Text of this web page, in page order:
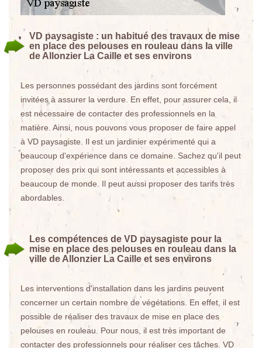
VD paysagiste : un habitué des travaux de mise
en place des pelouses en rouleau dans la ville
de Allonzier La Caille et ses environs
Les personnes possédant des jardins sont forcément
invitées à assurer la verdure. En effet, pour assurer cela, il
est nécessaire de contacter des professionnels en la
matière. Ainsi, nous pouvons vous proposer de faire appel
à VD paysagiste. Il est un jardinier expérimenté qui a
beaucoup d'expérience dans ce domaine. Sachez qu'il peut
proposer des prix qui sont intéressants et accessibles à
beaucoup de monde. Il peut aussi proposer des tarifs très
abordables.
Les compétences de VD paysagiste pour la
mise en place des pelouses en rouleau dans la
ville de Allonzier La Caille et ses environs
Les interventions d'installation dans les jardins peuvent
concerner un certain nombre de végétations. En effet, il est
possible de réaliser des travaux de mise en place des
pelouses en rouleau. Pour nous, il est très important de
contacter des professionnels pour réaliser ces tâches. VD